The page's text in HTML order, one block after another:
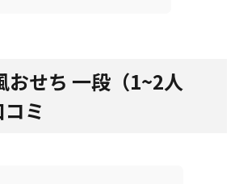
おせち 一段（1~2人
ミ